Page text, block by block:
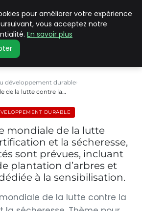
C ADVANCED
développement durable
de la lutte contre la…
DURABLE
mondiale de la lutte
et la sécheresse,
sont prévues, incluant
plantation d’arbres et
à la sensibilisation.
mondiale de la lutte contre la
pour améliorer votre expérience
vous acceptez notre
En savoir plus